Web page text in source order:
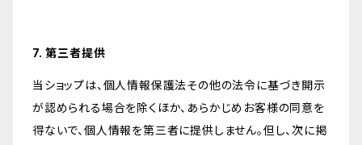
7. 第三者提供
当ショップは、個人情報保護法その他の法令に基づき開示
が認められる場合を除くほか、あらかじめお客様の同意を
得ないで、個人情報を第三者に提供しません。但し、次に掲